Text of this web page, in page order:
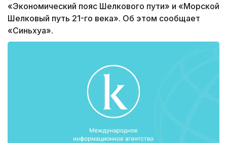
«Экономический пояс Шелкового пути» и «Морской
Шелковый путь 21-го века». Об этом сообщает
«Синьхуа».